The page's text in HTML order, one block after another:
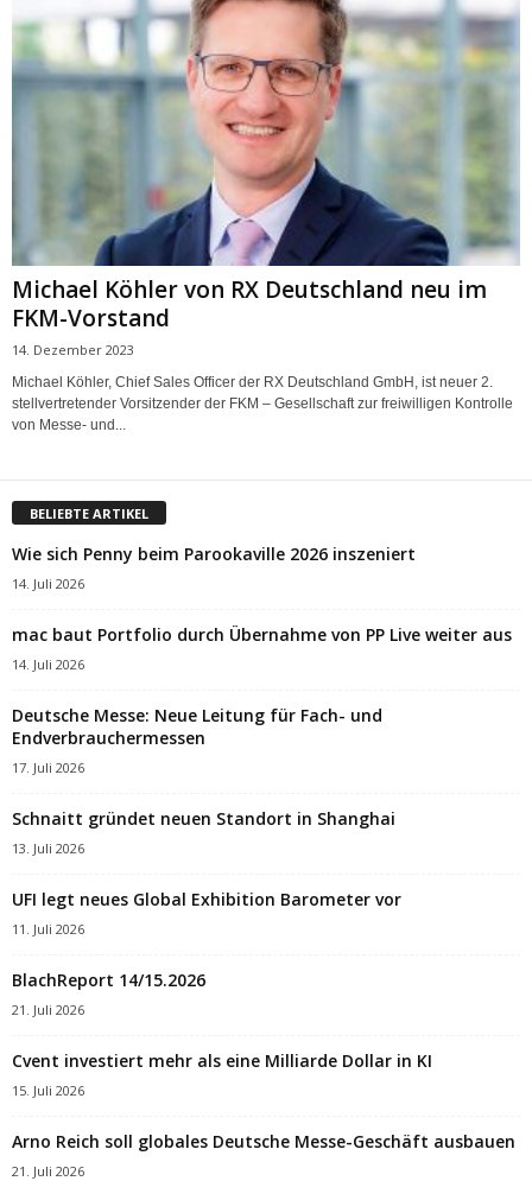
Michael Köhler von RX Deutschland neu im
FKM-Vorstand
14. Dezember 2023
Michael Köhler, Chief Sales Officer der RX Deutschland GmbH, ist neuer 2.
stellvertretender Vorsitzender der FKM – Gesellschaft zur freiwilligen Kontrolle
von Messe- und...
BELIEBTE ARTIKEL
Wie sich Penny beim Parookaville 2026 inszeniert
14. Juli 2026
mac baut Portfolio durch Übernahme von PP Live weiter aus
14. Juli 2026
Deutsche Messe: Neue Leitung für Fach- und
Endverbrauchermessen
17. Juli 2026
Schnaitt gründet neuen Standort in Shanghai
13. Juli 2026
UFI legt neues Global Exhibition Barometer vor
11. Juli 2026
BlachReport 14/15.2026
21. Juli 2026
Cvent investiert mehr als eine Milliarde Dollar in KI
15. Juli 2026
Arno Reich soll globales Deutsche Messe-Geschäft ausbauen
21. Juli 2026